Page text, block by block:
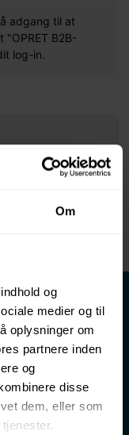
Om
og
medier og til
oplysninger om
partnere inden
og
disse
dem, eller som
adgang til at
B2B-
log-in.
vand. Vores
udstyr til
teknik samt inventar
svømmehaller,
feriecentre,
fordi vi har
den højeste